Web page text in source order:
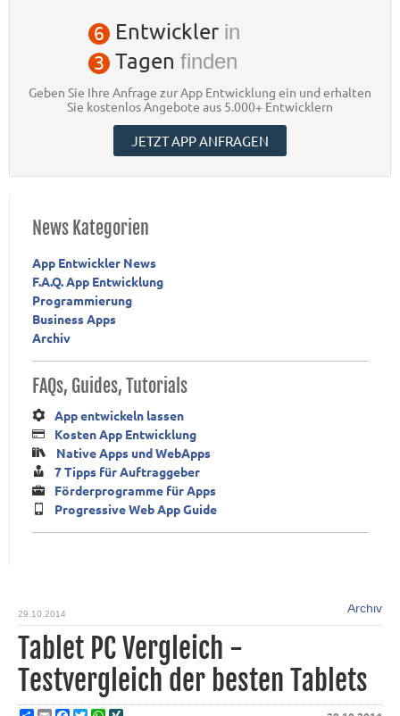
29.10.2014 Archiv
Tablet PC Vergleich -
Testvergleich der besten Tablets
6 Entwickler in
3 Tagen finden
Geben Sie Ihre Anfrage zur App Entwicklung ein und erhalten
Sie kostenlos Angebote aus 5.000+ Entwicklern
JETZT APP ANFRAGEN
News Kategorien
App Entwickler News
F.A.Q. App Entwicklung
Programmierung
Business Apps
Archiv
FAQs, Guides, Tutorials
App entwickeln lassen
Kosten App Entwicklung
Native Apps und WebApps
7 Tipps für Auftraggeber
Förderprogramme für Apps
Progressive Web App Guide